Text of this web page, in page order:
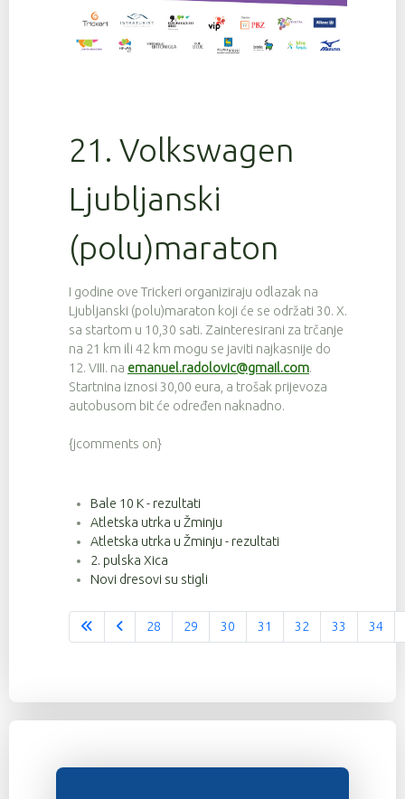
21. Volkswagen
Ljubljanski
(polu)maraton
I godine ove Trickeri organiziraju odlazak na
Ljubljanski (polu)maraton koji će se održati 30. X.
sa startom u 10,30 sati. Zainteresirani za trčanje
na 21 km ili 42 km mogu se javiti najkasnije do
12. VIII. na emanuel.radolovic@gmail.com.
Startnina iznosi 30,00 eura, a trošak prijevoza
autobusom bit će određen naknadno.
{jcomments on}
Bale 10 K - rezultati
Atletska utrka u Žminju
Atletska utrka u Žminju - rezultati
2. pulska Xica
Novi dresovi su stigli
Stranica 36 od 37
28 29 30 31 32 33 34